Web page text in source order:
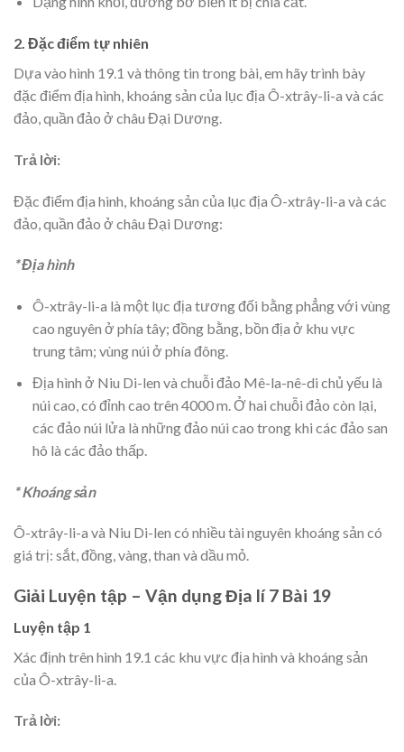
2. Đặc điểm tự nhiên
Dựa vào hình 19.1 và thông tin trong bài, em hãy trình bày
đặc điểm địa hình, khoáng sản của lục địa Ô-xtrây-li-a và các
đảo, quần đảo ở châu Đại Dương.
Trả lời:
Đặc điểm địa hình, khoáng sản của lục địa Ô-xtrây-li-a và các
đảo, quần đảo ở châu Đại Dương:
* Địa hình
Ô-xtrây-li-a là một lục địa tương đối bằng phẳng với vùng
cao nguyên ở phía tây; đồng bằng, bồn địa ở khu vực
trung tâm; vùng núi ở phía đông.
Địa hình ở Niu Di-len và chuỗi đảo Mê-la-nê-di chủ yếu là
núi cao, có đỉnh cao trên 4000 m. Ở hai chuỗi đảo còn lại,
các đảo núi lửa là những đảo núi cao trong khi các đảo san
hô là các đảo thấp.
* Khoáng sản
Ô-xtrây-li-a và Niu Di-len có nhiều tài nguyên khoáng sản có
giá trị: sắt, đồng, vàng, than và dầu mỏ.
Giải Luyện tập – Vận dụng Địa lí 7 Bài 19
Luyện tập 1
Xác định trên hình 19.1 các khu vực địa hình và khoáng sản
của Ô-xtrây-li-a.
Trả lời: